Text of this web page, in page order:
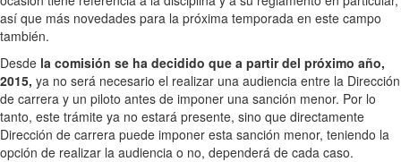
así que más novedades para la próxima temporada en este campo
también.
Desde la comisión se ha decidido que a partir del próximo año,
2015, ya no será necesario el realizar una audiencia entre la Dirección
de carrera y un piloto antes de imponer una sanción menor. Por lo
tanto, este trámite ya no estará presente, sino que directamente
Dirección de carrera puede imponer esta sanción menor, teniendo la
opción de realizar la audiencia o no, dependerá de cada caso.